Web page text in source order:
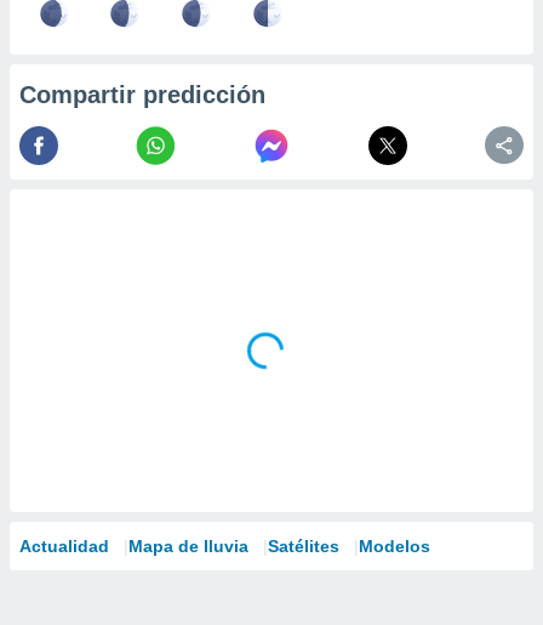
Compartir predicción
Actualidad Mapa de lluvia Satélites Modelos